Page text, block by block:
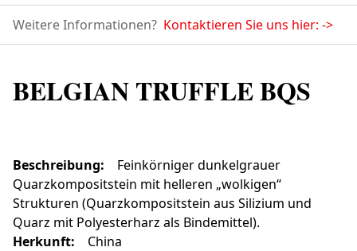
Weitere Informationen? Kontaktieren Sie uns hier: ->
BELGIAN TRUFFLE BQS
Beschreibung:
Feinkörniger dunkelgrauer
Quarzkompositstein mit helleren „wolkigen“
Strukturen (Quarzkompositstein aus Silizium und
Quarz mit Polyesterharz als Bindemittel).
Herkunft:
China